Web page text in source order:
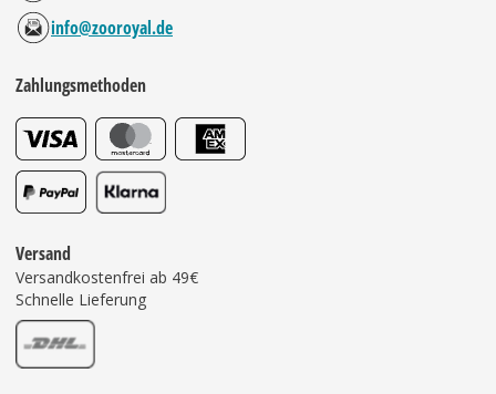
info@zooroyal.de
Zahlungsmethoden
Versand
Versandkostenfrei ab 49€
Schnelle Lieferung